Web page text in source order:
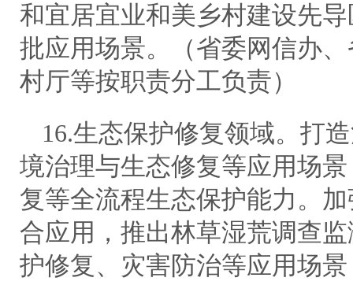
和宜居宜业和美乡村建设先
批应用场景。（省委网信办
村厅等按职责分工负责）
16.生态保护修复领域。打
境治理与生态修复等应用场
复等全流程生态保护能力。
合应用，推出林草湿荒调查
护修复、灾害防治等应用场